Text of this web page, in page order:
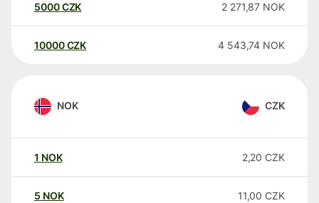
5000CZK 2 271,87 NOK
10000 CZK 4 543,74 NOK
NOK CZK
1 NOK 2,20 CZK
5 NOK 11,00 CZK